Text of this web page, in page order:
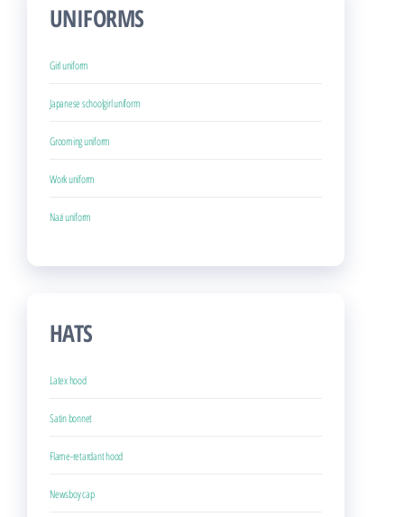
UNIFORMS
Girl uniform
Japanese schoolgirl uniform
Grooming uniform
Work uniform
Nazi uniform
HATS
Latex hood
Satin bonnet
Flame-retardant hood
Newsboy cap